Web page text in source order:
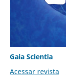
Gaia Scientia
Acessar revista